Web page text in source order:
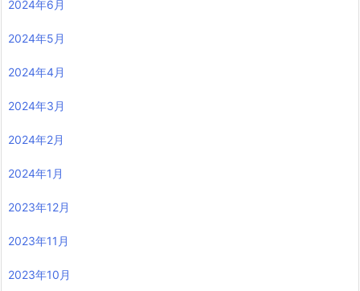
2024年6月
2024年5月
2024年4月
2024年3月
2024年2月
2024年1月
2023年12月
2023年11月
2023年10月